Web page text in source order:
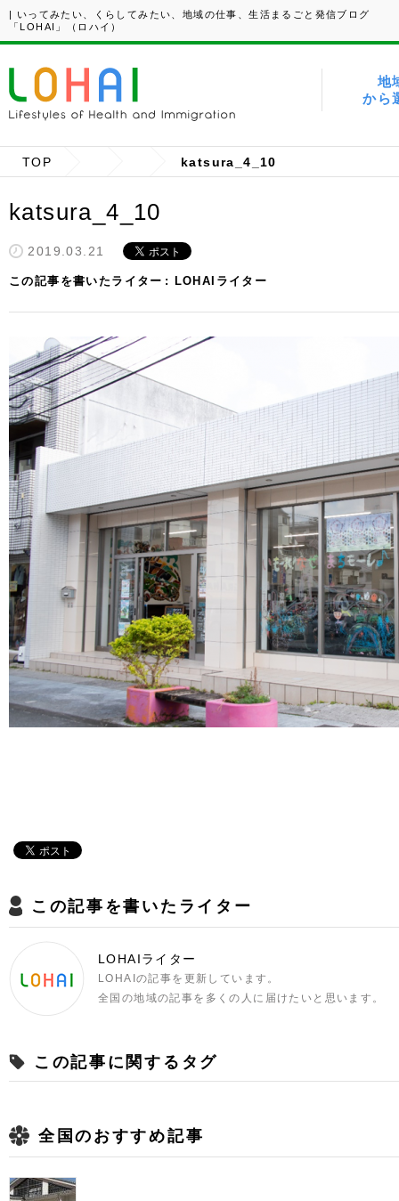
| いってみたい、くらしてみたい、地域の仕事、生活まるごと発信ブログ
「LOHAI」（ロハイ）
地
から
TOP katsura_4_10
katsura_4_10
2019.03.21
この記事を書いたライター LOHAIライター
この記事を書いたライター
LOHAIライター
LOHAIの記事を更新しています。
全国の地域の記事を多くの人に届けたいと思います。
この記事に関するタグ
全国のおすすめ記事